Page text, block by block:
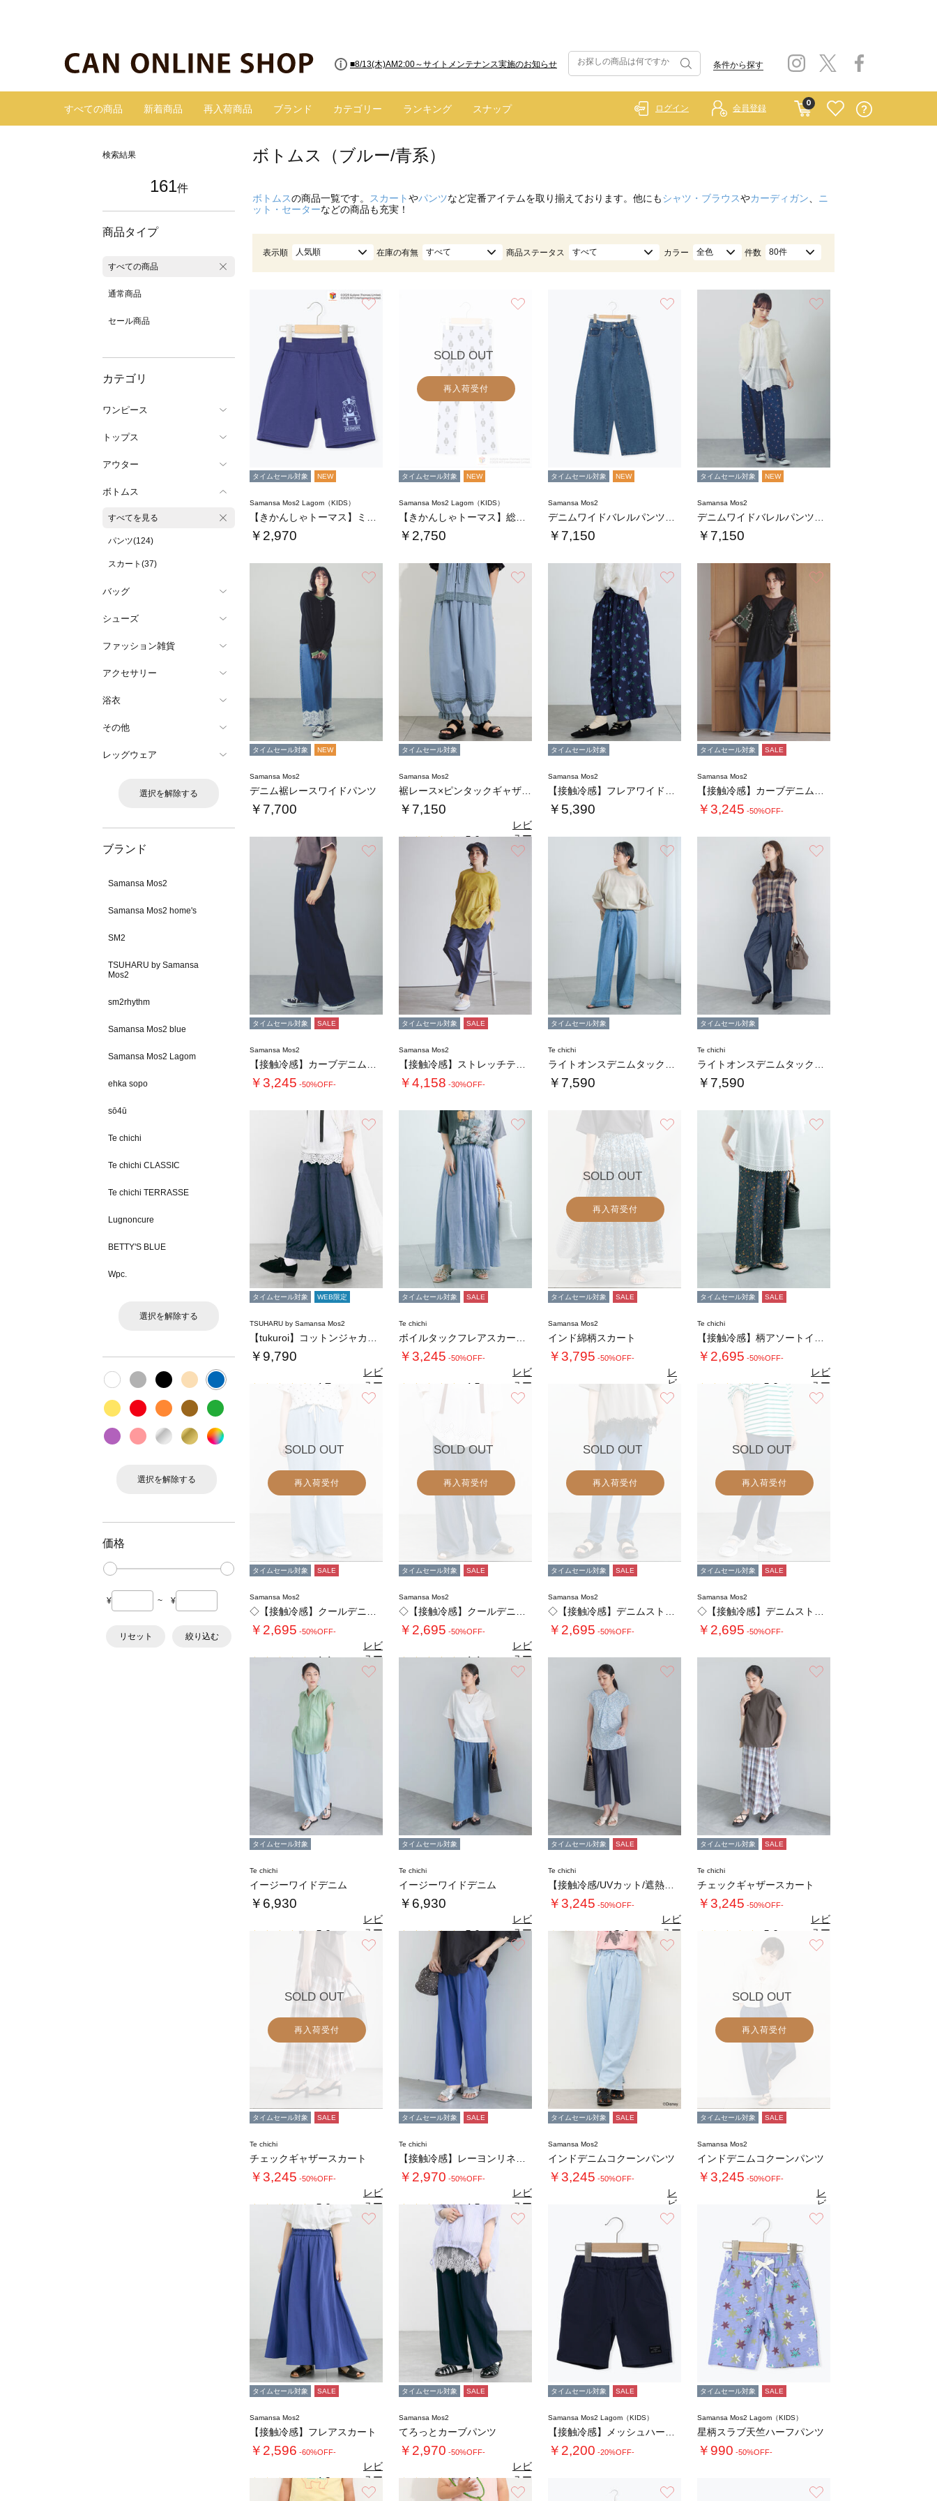
■【お知らせ】ヤマト運輸の配送遅延・停止について 条件から探す
すべての商品 新着商品 再入荷商品 ブランド カテゴリー ランキング スナップ
0
ログイン 会員登録
検索結果
161件
商品タイプ
すべての商品
通常商品
セール商品
カテゴリ
ワンピース
トップス
アウター
ボトムス
すべてを見る
パンツ(124)
スカート(37)
バッグ
シューズ
ファッション雑貨
アクセサリー
浴衣
その他
レッグウェア
選択を解除する
ブランド
Samansa Mos2
Samansa Mos2 home's
SM2
TSUHARU by Samansa
Mos2
sm2rhythm
Samansa Mos2 blue
Samansa Mos2 Lagom
ehka sopo
sō4ū
Te chichi
Te chichi CLASSIC
Te chichi TERRASSE
Lugnoncure
BETTY'S BLUE
Wpc.
選択を解除する
選択を解除する
価格
¥ ~ ¥
リセット 絞り込む
ボトムス（ブルー/青系）
ボトムスの商品一覧です。 スカートやパンツなど定番アイテムを取り揃えております。他にもシャツ・ブラウスやカーディガン
ニ
ット・セーターなどの商品も充実！
表示順 人気順 在庫の有無 すべて 商品ステータス すべて カラー 全色 件数 80件
お気に入り
タイムセール対象 NEW
Samansa Mos2 Lagom（KIDS）
￥2,970
SOLD OUT
再入荷受付
タイムセール対象 NEW
Samansa Mos2 Lagom（KIDS）
￥2,750
タイムセール対象 NEW
Samansa Mos2
￥7,150
タイムセール対象 NEW
Samansa Mos2
￥7,150
タイムセール対象 NEW
Samansa Mos2
デニム裾レースワイドパンツ
￥7,700
タイムセール対象
Samansa Mos2
￥7,150
5.0（1）
レビ
ュー
を見
る
タイムセール対象
Samansa Mos2
￥5,390
タイムセール対象 SALE
Samansa Mos2
￥3,245 -50%OFF-
タイムセール対象 SALE
Samansa Mos2
￥3,245 -50%OFF-
タイムセール対象 SALE
Samansa Mos2
￥4,158 -30%OFF-
タイムセール対象
Te chichi
￥7,590
タイムセール対象
Te chichi
￥7,590
タイムセール対象 WEB限定
TSUHARU by Samansa Mos2
￥9,790
4.7 （6）
レビ
ュー
を見
る
タイムセール対象 SALE
Te chichi
￥3,245 -50%OFF-
4.5（2）
レビ
ュー
を見
る
SOLD OUT
再入荷受付
タイムセール対象 SALE
Samansa Mos2
インド綿柄スカート
￥3,795 -50%OFF-
レ
ビ
ュ
ー
タイムセール対象 SALE
Te chichi
￥2,695 -50%OFF-
5.0（2）
レビ
ュー
を見
る
SOLD OUT
再入荷受付
タイムセール対象 SALE
Samansa Mos2
￥2,695 -50%OFF-
4.4（7）
レビ
ュー
を見
る
SOLD OUT
再入荷受付
タイムセール対象 SALE
Samansa Mos2
￥2,695 -50%OFF-
4.4（7）
レビ
ュー
を見
る
SOLD OUT
再入荷受付
タイムセール対象 SALE
Samansa Mos2
￥2,695 -50%OFF-
SOLD OUT
再入荷受付
タイムセール対象 SALE
Samansa Mos2
￥2,695 -50%OFF-
タイムセール対象
Te chichi
イージーワイドデニム
￥6,930
5.0（1）
レビ
ュー
を見
る
タイムセール対象
Te chichi
イージーワイドデニム
￥6,930
5.0（1）
レビ
ュー
を見
る
タイムセール対象 SALE
Te chichi
￥3,245 -50%OFF-
3.0（1）
レビ
ュー
を見
る
タイムセール対象 SALE
Te chichi
チェックギャザースカート
￥3,245 -50%OFF-
5.0
レビ
ュー
を見
る
SOLD OUT
再入荷受付
タイムセール対象 SALE
Te chichi
チェックギャザースカート
￥3,245 -50%OFF-
5.0（1）
レビ
ュー
を見
る
タイムセール対象 SALE
Te chichi
￥2,970 -50%OFF-
4.5（2）
レビ
ュー
を見
る
タイムセール対象 SALE
Samansa Mos2
インドデニムコクーンパンツ
￥3,245 -50%OFF-
3.8
レ
ビ
ュ
ー
SOLD OUT
再入荷受付
タイムセール対象 SALE
Samansa Mos2
インドデニムコクーンパンツ
￥3,245 -50%OFF-
3.8
レ
ビ
ュ
ー
タイムセール対象 SALE
Samansa Mos2
【接触冷感】フレアスカート
￥2,596 -60%OFF-
4.2（6）
レビ
ュー
を見
タイムセール対象 SALE
Samansa Mos2
てろっとカーブパンツ
￥2,970 -50%OFF-
4.1（9）
レビ
ュー
を見
タイムセール対象 SALE
Samansa Mos2 Lagom（KIDS）
￥2,200 -20%OFF-
タイムセール対象 SALE
Samansa Mos2 Lagom（KIDS）
星柄スラブ天竺ハーフパンツ
￥990 -50%OFF-